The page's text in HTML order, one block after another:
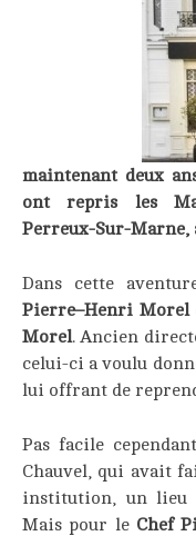
maintenant deux
ont repris les
Perreux-Sur-Marne,
Dans cette
Pierre–Henri Morel
Morel. Ancien
celui-ci a voulu
lui offrant de
Pas facile
Chauvel, qui avait
institution, un lieu
Mais pour le Chef